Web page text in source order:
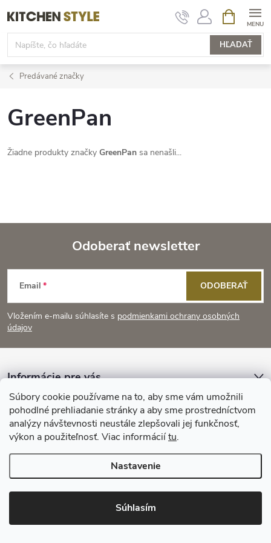
Súbory cookie používame na to, aby sme vám umožnili
pohodlné prehliadanie stránky a aby sme prostredníctvom
analýzy návštevnosti neustále zlepšovali jej funkčnosť,
výkon a použiteľnosť. Viac informáciítu.
Nastavenie
Súhlasím
na
obsah
HĽADAŤ
KOŠÍK
Predávané značky
GreenPan
Žiadne produkty značky GreenPan sa nenašli...
Z
á
p
ä
e
Odoberať newsletter
Email
Vložením e-mailu súhlasíte s podmienkami ochrany osobných
údajov
ODOBERAŤ
Informácie pre vás
Prijímame online platby
Vytvoril Shoptet